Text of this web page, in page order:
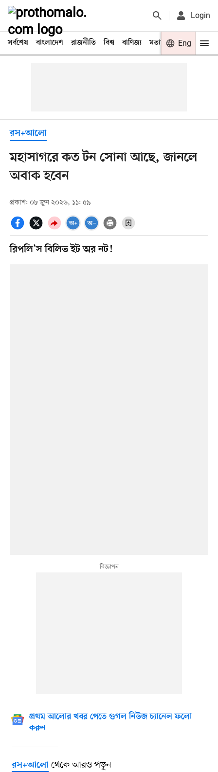
Login
সর্বশেষ বাংলাদেশ রাজনীতি বিশ্ব বাণিজ্য মতামত খেলা
Eng
রস+আলো
মহাসাগরে কত টন সোনা আছে, জানলে
অবাক হবেন
প্রকাশ: ০৮ জুন ২০২৬, ১১: ৫৯
রিপলি’স বিলিভ ইট অর নট!
প্রথম আলোর খবর পেতে গুগল নিউজ চ্যানেল ফলো
করুন
রস+আলোথেকে আরও পড়ুন